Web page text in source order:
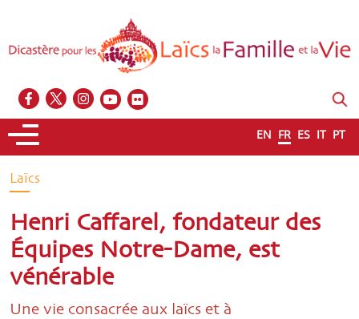
EN FR ES IT PT
Laïcs
Henri Caffarel, fondateur des
Équipes Notre-Dame, est
vénérable
Une vie consacrée aux laïcs et à